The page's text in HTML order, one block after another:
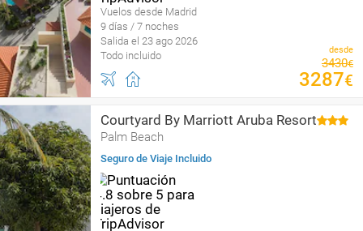
Vuelos desde Madrid
9 días / 7 noches
Salida el 23 ago 2026
Todo incluido
desde
3430€
3287€
Courtyard By Marriott Aruba Resort
Palm Beach
Seguro de Viaje Incluido